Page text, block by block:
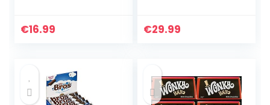
€16.99 €29.99